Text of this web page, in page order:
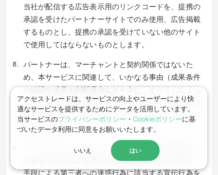
当社が配信する広告表示用のリンクコードを、提携の
承認を受けたパートナーサイトでのみ使用、広告掲載
するものとし、提携の承認を受けていない他のサイト
で使用してはならないものとします。
パートナーは、マーチャントと契約関係ではないた
め、本サービスに関連して、いかなる事由（成果条件
の確認や成果の判断理由などを含む、すべて）によっ
ても、当社を介さずにマーチャントに対して直接に問
い合わせたり、他の目的で連絡を行ってはならないも
のとします。
パートナーは、電子メールでのスパム行為、掲示板へ
の書きこみ等による宣伝行為、またそれ以外の方法・
手段による第三者への迷惑行為に該当する宣伝行為を
アクセストレードは、サービスの向上やユーザーにより快
適なサービスを提供するためにデータを活用しています。
当サービスのプライバシーポリシー ・ Cookieポリシーに基
づいたデータ利⽤に同意をお願いいたします。
いいえ はい